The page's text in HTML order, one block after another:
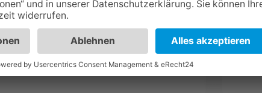
STEFFEN HARDT